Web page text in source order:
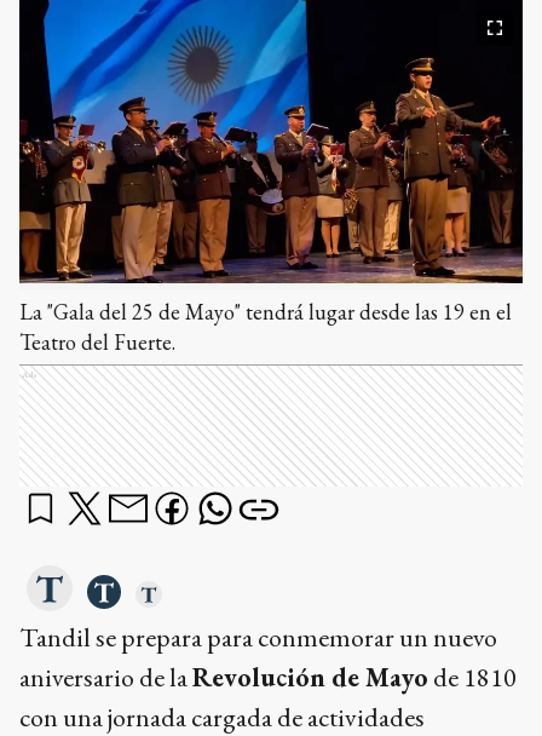
La "Gala del 25 de Mayo" tendrá lugar desde las 19 en el
Teatro del Fuerte.
Ads
Tandil se prepara para conmemorar un nuevo
aniversario de laRevolución de Mayo de 1810
con una jornada cargada de actividades